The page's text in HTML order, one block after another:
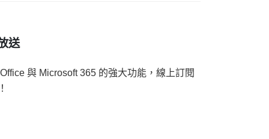
送
與 Microsoft 365 的強大功能，線上訂閱